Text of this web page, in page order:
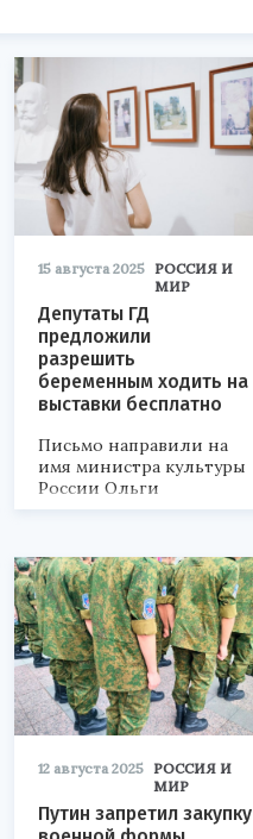
15 августа 2025 РОССИЯ И
МИР
Депутаты ГД
предложили
разрешить
беременным ходить на
выставки бесплатно
Письмо направили на
имя министра культуры
России Ольги
Любимовой.
12 августа 2025 РОССИЯ И
МИР
Путин запретил закупку